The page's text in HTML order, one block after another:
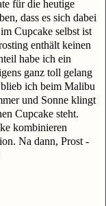
für die heutige
dass es sich dabei
Cupcake selbst ist
enthält keinen
habe ich ein
ganz toll gelang
ich beim Malibu
und Sonne klingt
Cupcake steht.
kombinieren
Na dann, Prost -